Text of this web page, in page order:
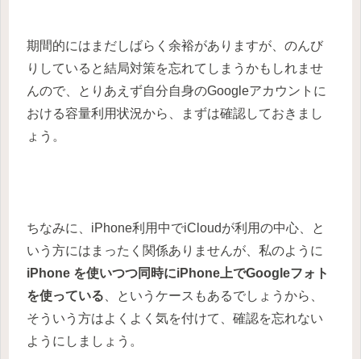
期間的にはまだしばらく余裕がありますが、のんび
りしていると結局対策を忘れてしまうかもしれませ
んので、とりあえず自分自身のGoogleアカウントに
おける容量利用状況から、まずは確認しておきまし
ょう。
ちなみに、iPhone利用中でiCloudが利用の中心、と
いう方にはまったく関係ありませんが、私のように
iPhone を使いつつ同時にiPhone上でGoogleフォト
を使っている 、というケースもあるでしょうから、
そういう方はよくよく気を付けて、確認を忘れない
ようにしましょう。